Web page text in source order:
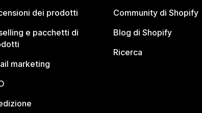
dei prodotti
e pacchetti di
marketing
Community di Shopify
Blog di Shopify
Ricerca